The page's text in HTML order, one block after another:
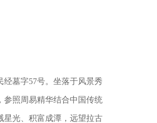
墓字57号。坐落于风景秀
参照周易精华结合中国传统
星光、积富成潭，远望拉古